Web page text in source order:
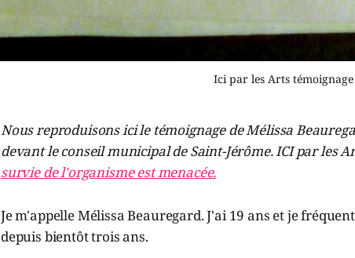
Ici par les Arts témoignage
Nous reproduisons ici le témoignage de Mélissa
devant le conseil municipal de Saint-Jérôme. ICI par les
survie de l'organisme est menacée.
Je m'appelle Mélissa Beauregard. J'ai 19 ans et je
depuis bientôt trois ans.